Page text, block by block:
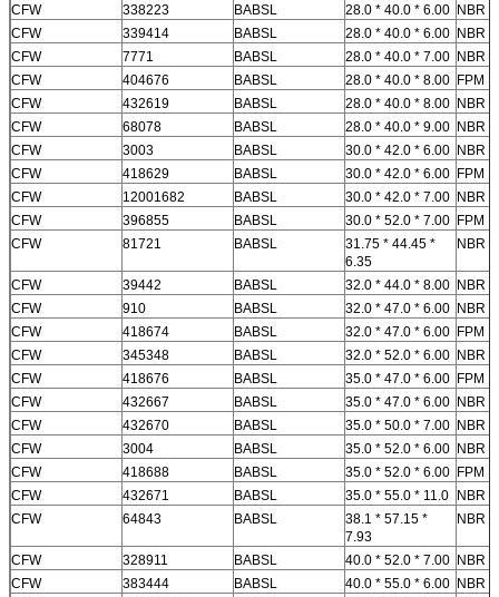
Tinggalkan pesan
Kami akan segera menghubungi
Anda kembali!
CFW
338223 BABSL 28.0 * 40.0 * 6.00 NBR
CFW
339414 BABSL 28.0 * 40.0 * 6.00 NBR
CFW
7771 BABSL 28.0 * 40.0 * 7.00 NBR
CFW
404676 BABSL 28.0 * 40.0 * 8.00 FPM
CFW
432619 BABSL 28.0 * 40.0 * 8.00 NBR
CFW
68078 BABSL 28.0 * 40.0 * 9.00 NBR
CFW
3003 BABSL 30.0 * 42.0 * 6.00 NBR
CFW
418629 BABSL 30.0 * 42.0 * 6.00 FPM
CFW
12001682 BABSL 30.0 * 42.0 * 7.00 NBR
CFW
396855 BABSL 30.0 * 52.0 * 7.00 FPM
CFW
81721 BABSL
31.75 * 44.45 *
6.35
NBR
CFW 39442 BABSL 32.0 * 44.0 * 8.00 NBR
CFW
910 BABSL 32.0 * 47.0 * 6.00 NBR
CFW
418674 BABSL 32.0 * 47.0 * 6.00 FPM
CFW
345348 BABSL 32.0 * 52.0 * 6.00 NBR
CFW
418676 BABSL 35.0 * 47.0 * 6.00 FPM
CFW
432667 BABSL 35.0 * 47.0 * 6.00 NBR
CFW
432670 BABSL 35.0 * 50.0 * 7.00 NBR
CFW
3004 BABSL 35.0 * 52.0 * 6.00 NBR
CFW
418688 BABSL 35.0 * 52.0 * 6.00 FPM
CFW
432671 BABSL 35.0 * 55.0 * 11.0 NBR
CFW
64843 BABSL
38.1 * 57.15 *
7.93
NBR
CFW 328911 BABSL 40.0 * 52.0 * 7.00 NBR
CFW
383444 BABSL 40.0 * 55.0 * 6.00 NBR